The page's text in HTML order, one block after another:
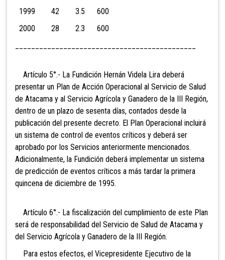
1999 42 3.5 600
2000 28 2.3 600
Artículo 5°.- La Fundición Hernán Videla Lira deberá
presentar un Plan de Acción Operacional al Servicio de Salud
de Atacama y al Servicio Agrícola y Ganadero de la III Región,
dentro de un plazo de sesenta días, contados desde la
publicación del presente decreto. El Plan Operacional incluirá
un sistema de control de eventos críticos y deberá ser
aprobado por los Servicios anteriormente mencionados.
Adicionalmente, la Fundición deberá implementar un sistema
de predicción de eventos críticos a más tardar la primera
quincena de diciembre de 1995.
Artículo 6°.- La fiscalización del cumplimiento de este Plan
será de responsabilidad del Servicio de Salud de Atacama y
del Servicio Agrícola y Ganadero de la III Región.
Para estos efectos, el Vicepresidente Ejecutivo de la